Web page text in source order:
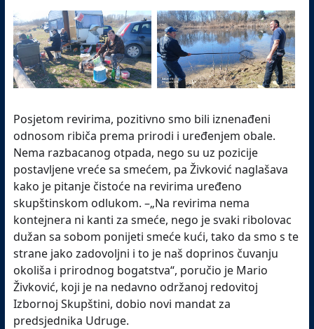
Posjetom revirima, pozitivno smo bili iznenađeni
odnosom ribiča prema prirodi i uređenjem obale.
Nema razbacanog otpada, nego su uz pozicije
postavljene vreće sa smećem, pa Živković naglašava
kako je pitanje čistoće na revirima uređeno
skupštinskom odlukom. –„Na revirima nema
kontejnera ni kanti za smeće, nego je svaki ribolovac
dužan sa sobom ponijeti smeće kući, tako da smo s te
strane jako zadovoljni i to je naš doprinos čuvanju
okoliša i prirodnog bogatstva“, poručio je Mario
Živković, koji je na nedavno održanoj redovitoj
Izbornoj Skupštini, dobio novi mandat za
predsjednika Udruge.